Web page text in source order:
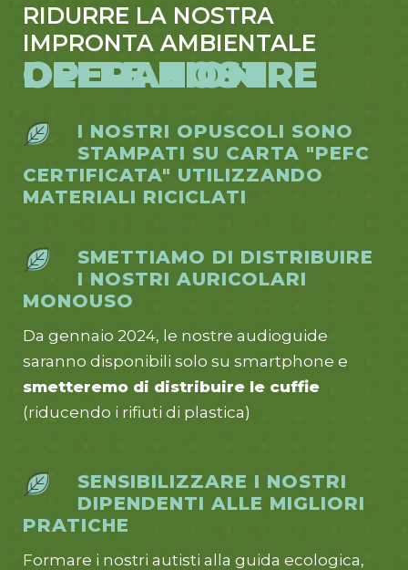
RIDURRE LA NOSTRA
IMPRONTA AMBIENTALE
DELLE NOSTRE OPERAZIONI
I NOSTRI OPUSCOLI SONO
STAMPATI SU CARTA "PEFC
CERTIFICATA" UTILIZZANDO
MATERIALI RICICLATI
SMETTIAMO DI DISTRIBUIRE
I NOSTRI AURICOLARI
MONOUSO
Da gennaio 2024, le nostre audioguide
saranno disponibili solo su smartphone e
smetteremo di distribuire le cuffie
(riducendo i rifiuti di plastica)
SENSIBILIZZARE I NOSTRI
DIPENDENTI ALLE MIGLIORI
PRATICHE
Formare i nostri autisti alla guida ecologica,